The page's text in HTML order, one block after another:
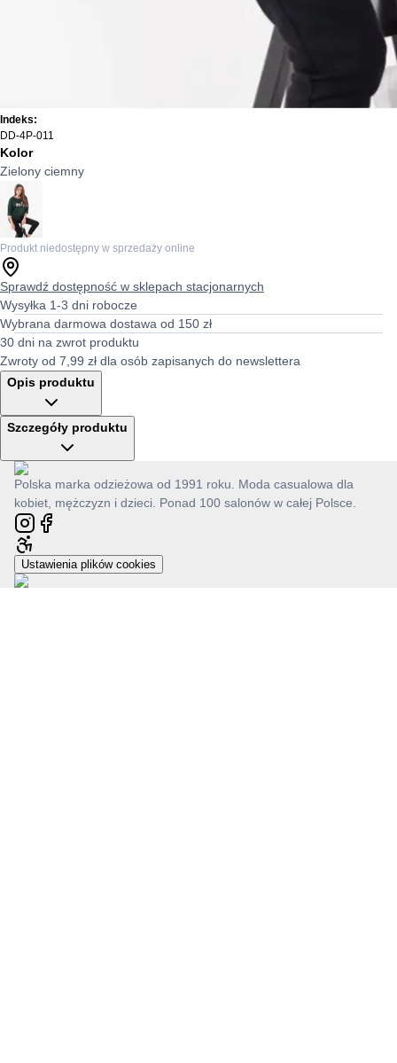
Indeks:
DD-4P-011
Kolor
Zielony ciemny
Produkt niedostępny w sprzedaży online
Sprawdź dostępność w sklepach stacjonarnych
Wysyłka 1-3 dni robocze
Wybrana darmowa dostawa od 150 zł
30 dni na zwrot produktu
Zwroty od 7,99 zł dla osób zapisanych do newslettera
Opis produktu
Szczegóły produktu
Polska marka odzieżowa od 1991 roku. Moda casualowa dla
kobiet, mężczyzn i dzieci. Ponad 100 salonów w całej Polsce.
Ustawienia plików cookies